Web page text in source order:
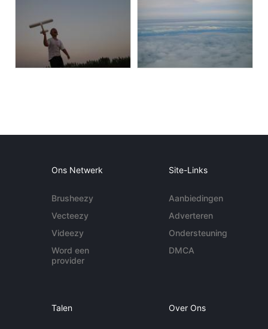
Ons Netwerk
Brusheezy
Vecteezy
Videezy
Word een
provider
Site-Links
Aanbiedingen
Adverteren
Ondersteuning
DMCA
Talen Over Ons